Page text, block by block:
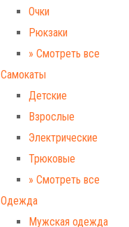
Очки
Рюкзаки
» Смотреть все
Самокаты
Детские
Взрослые
Электрические
Трюковые
» Смотреть все
Одежда
Мужская одежда